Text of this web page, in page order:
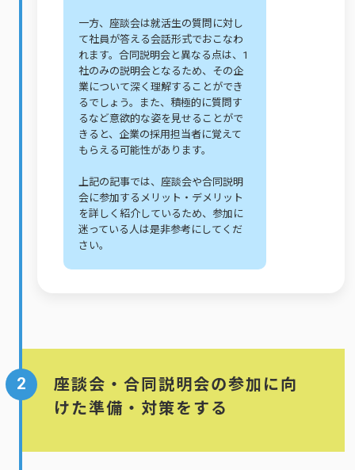
一方、座談会は就活生の質問に対し
て社員が答える会話形式でおこなわ
れます。合同説明会と異なる点は、1
社のみの説明会となるため、その企
業について深く理解することができ
るでしょう。また、積極的に質問す
るなど意欲的な姿を見せることがで
きると、企業の採用担当者に覚えて
もらえる可能性があります。
上記の記事では、座談会や合同説明
会に参加するメリット・デメリット
を詳しく紹介しているため、参加に
迷っている人は是非参考にしてくだ
さい。
2
座談会・合同説明会の参加に向
けた準備・対策をする